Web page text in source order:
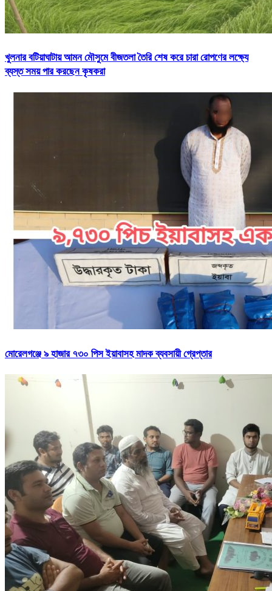
খুলনার বটিয়াঘাটায় আমন মৌসুমে বীজতলা তৈরি শেষ করে চারা রোপণের লক্ষ্যে
ব্যস্ত সময় পার করছেন কৃষকরা
মোরেলগঞ্জে ৯ হাজার ৭৩০ পিস ইয়াবাসহ মাদক ব্যবসায়ী গ্রেপ্তার